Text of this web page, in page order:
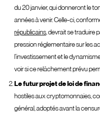
du 20 janvier, qui donneront le
années à venir. Celle-ci,
républicains, devrait se traduire
pression réglementaire sur les
l’investissement et le
voir si ce relâchement prévu
Lefutur projet de loi de
hostiles aux cryptomonnaies,
général, adoptés avant la